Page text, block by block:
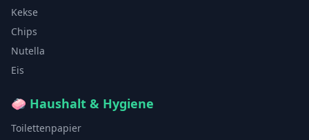
Kekse
Chips
Nutella
Eis
🧼 Haushalt & Hygiene
Toilettenpapier